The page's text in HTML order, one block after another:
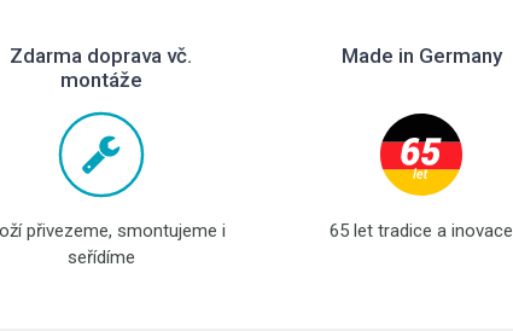
Zdarma doprava vč.
montáže
přivezeme, smontujeme i
seřídíme
Made in Germany
65 let tradice a inovace